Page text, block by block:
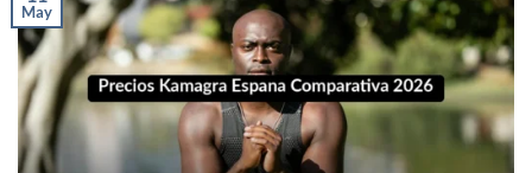
May